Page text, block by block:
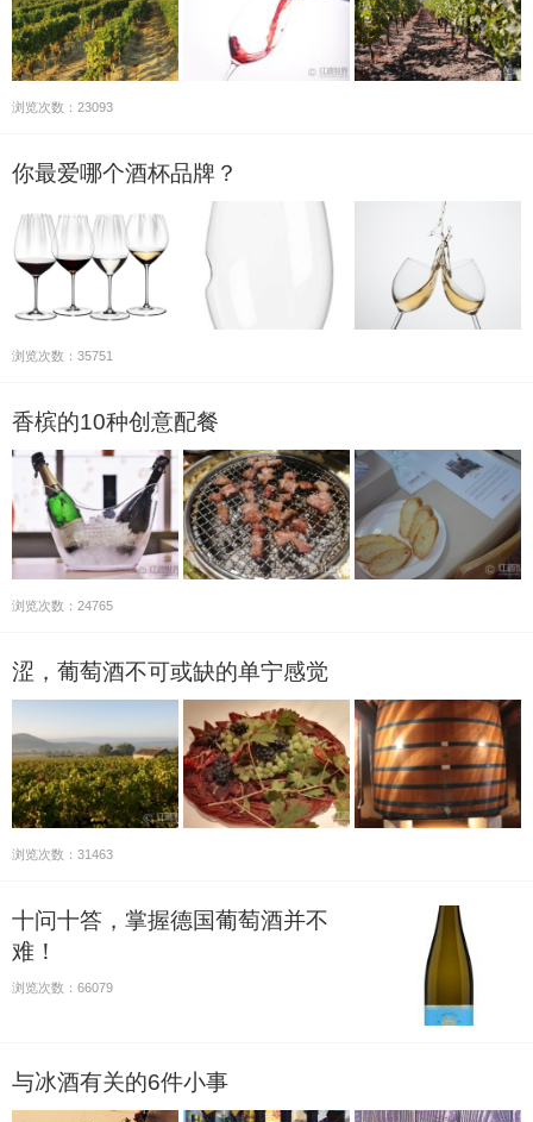
浏览次数：23093
你最爱哪个酒杯品牌？
浏览次数：35751
香槟的10种创意配餐
浏览次数：24765
涩，葡萄酒不可或缺的单宁感觉
浏览次数：31463
十问十答，掌握德国葡萄酒并不
难！
浏览次数：66079
与冰酒有关的6件小事